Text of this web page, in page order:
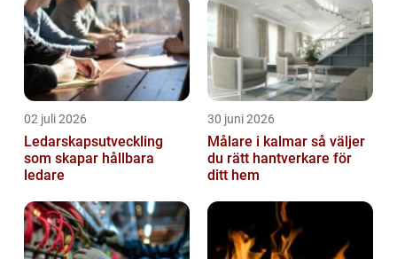
02 juli 2026
Ledarskapsutveckling
som skapar hållbara
ledare
30 juni 2026
Målare i kalmar så väljer
du rätt hantverkare för
ditt hem